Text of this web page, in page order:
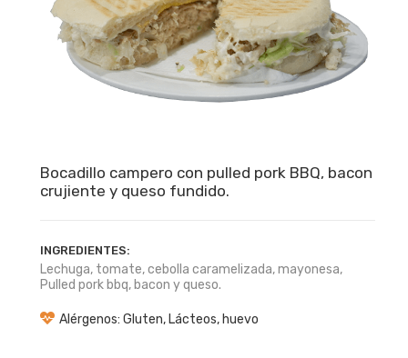
Bocadillo campero con pulled pork BBQ, bacon
crujiente y queso fundido.
INGREDIENTES:
Lechuga, tomate, cebolla caramelizada, mayonesa,
Pulled pork bbq, bacon y queso.
Alérgenos: Gluten, Lácteos, huevo